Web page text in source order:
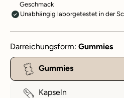
Geschmack
Unabhängig laborgetestet in der
Darreichungsform: Gummies
Gummies
Kapseln